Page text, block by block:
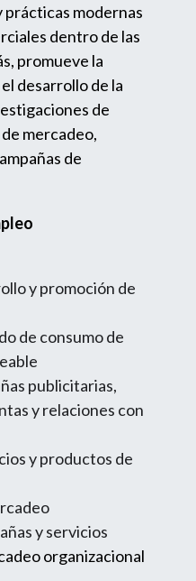
modernas
dentro de las
promueve la
desarrollo de la
de
mercadeo,
de
y promoción de
de consumo de
publicitarias,
y relaciones con
y productos de
y servicios
organizacional